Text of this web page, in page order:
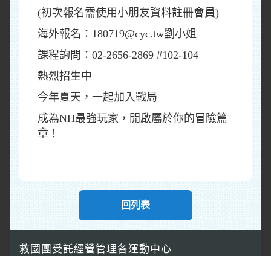
(初次報名需使用小朋友資料註冊會員)
海外報名：180719@cyc.tw劉小姐
課程詢問：02-2656-2869 #102-104
熱烈招生中
今年夏天，一起加入戰局
成為NH最強玩家，開啟屬於你的冒險篇
章！
回列表
救國團受託經營管理各運動中心